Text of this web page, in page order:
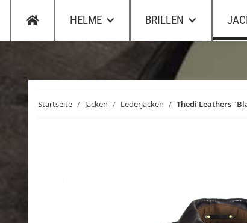
HELME BRILLEN
Startseite Jacken Lederjacken Thedi Leathers